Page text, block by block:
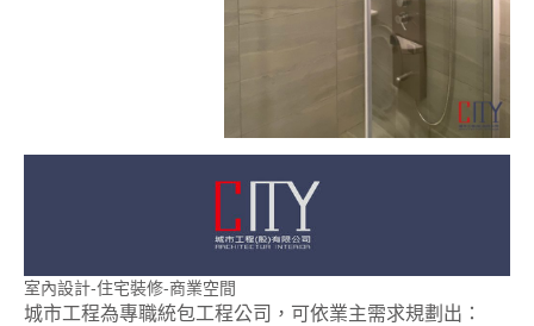
室內設計-住宅裝修-商業空間
城市工程為專職統包工程公司，可依業主需求規劃出：